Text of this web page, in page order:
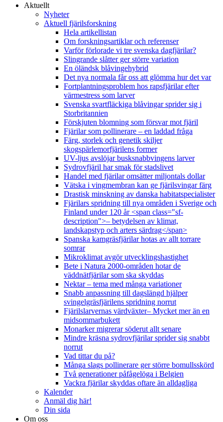
Aktuellt
Nyheter
Aktuell fjärilsforskning
Hela artikellistan
Om forskningsartiklar och referenser
Varför förlorade vi tre svenska dagfjärilar?
Slingrande slåtter ger större variation
En öländsk blåvingehybrid
Det nya normala får oss att glömma hur det var
Fortplantningsproblem hos rapsfjärilar efter
värmestress som larver
Svenska svartfläckiga blåvingar sprider sig i
Storbritannien
Förskjuten blomning som försvar mot fjäril
Fjärilar som pollinerare – en laddad fråga
Färg, storlek och genetik skiljer
skogspärlemorfjärilens former
UV-ljus avslöjar busksnabbvingens larver
Sydrovfjäril har smak för stadslivet
Handel med fjärilar omsätter miljontals dollar
Vätska i vingmembran kan ge fjärilsvingar färg
Drastisk minskning av danska habitatspecialister
Fjärilars spridning till nya områden i Sverige och
Finland under 120 år <span class="sf-
description">– betydelsen av klimat,
landskapstyp och arters särdrag</span>
Spanska kamgräsfjärilar hotas av allt torrare
somrar
Mikroklimat avgör utvecklingshastighet
Bete i Natura 2000-områden hotar de
väddnätfjärilar som ska skyddas
Nektar – tema med många variationer
Snabb anpassning till dagslängd hjälper
svingelgräsfjärilens spridning norrut
Fjärilslarvernas värdväxter– Mycket mer än en
midsommarbukett
Monarker migrerar söderut allt senare
Mindre kräsna sydrovfjärilar sprider sig snabbt
norrut
Vad tittar du på?
Många slags pollinerare ger större bomullsskörd
Två generationer påfågelöga i Belgien
Vackra fjärilar skyddas oftare än alldagliga
Kalender
Anmäl dig här!
Din sida
Om oss